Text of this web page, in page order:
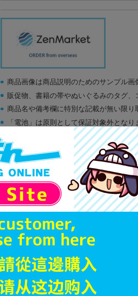
商品画像は商品説明のためのサンプル画
販促物、書籍の帯やぬいぐるみのタグ、
商品名や備考欄に特別な記載が無い限り
「電池」は原則として保証対象外となり
ゲーム機本体には、SDカードなどのメ
ディスク類の読み取り面のキズに関し
す。
※詳細につきましてはコチラ
オンライン
品切状態 890円 税込